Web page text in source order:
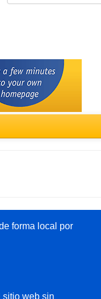
Türkçe
forma local por
sitio web sin